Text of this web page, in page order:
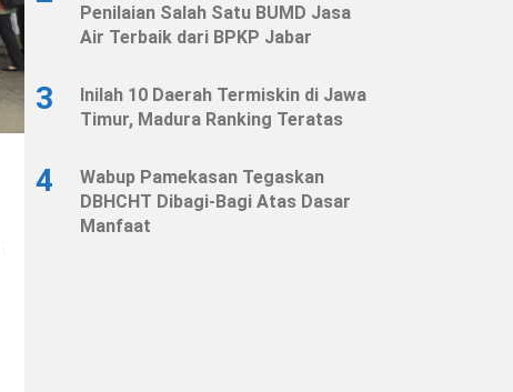
Penilaian Salah Satu BUMD Jasa
Air Terbaik dari BPKP Jabar
3
Inilah 10 Daerah Termiskin di Jawa
Timur, Madura Ranking Teratas
4
Wabup Pamekasan Tegaskan
DBHCHT Dibagi-Bagi Atas Dasar
Manfaat